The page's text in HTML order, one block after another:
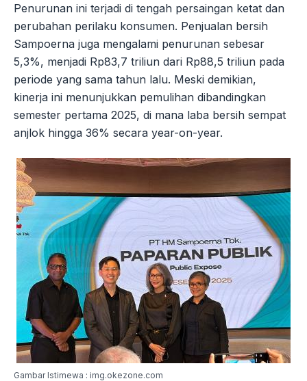
Penurunan ini terjadi di tengah persaingan ketat dan
perubahan perilaku konsumen. Penjualan bersih
Sampoerna juga mengalami penurunan sebesar
5,3%, menjadi Rp83,7 triliun dari Rp88,5 triliun pada
periode yang sama tahun lalu. Meski demikian,
kinerja ini menunjukkan pemulihan dibandingkan
semester pertama 2025, di mana laba bersih sempat
anjlok hingga 36% secara year-on-year.
Gambar Istimewa : img.okezone.com